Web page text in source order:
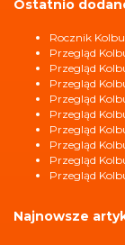
Ostatnio
Rocznik
Przegląd
Przegląd
Przegląd
Przegląd
Przegląd
Przegląd
Przegląd
Przegląd
Przegląd
Najnowsze